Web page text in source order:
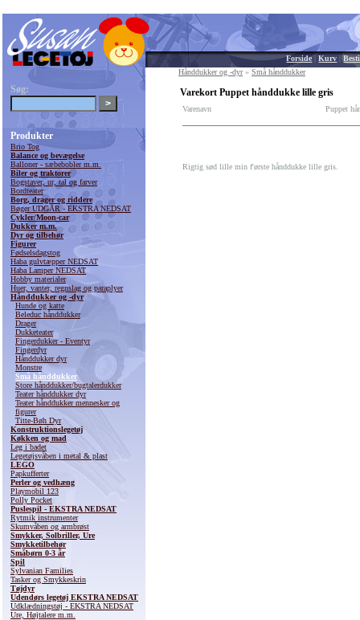
Forside|Kurv |
Søg:
Produkter
Brio Tog
Balance og bevægelse
Balloner - sæbebobler m.m.
Biler og traktorer
Bogstaver, ur, tal og farver
Bordteater
Borg, drager og riddere
Bøger UDGÅR - EKSTRA NEDSAT
Cykler/Moon-car
Dukker m.m.
Dyr og tilbehør
Figurer
Fødselsdagstog
Haba gulvtæpper NEDSAT
Haba Lamper NEDSAT
Hobby materialer
Huer, vanter, regnslag og paraplyer
Hånddukker og -dyr
Hunde og katte
Beleduc hånddukker
Drager
Dukketeater
Fingerdukker - Eventyr
Fingerdyr
Hånddukker dyr
Monstre
Små hånddukker
Store hånddukker/bugtalerdukker
Teater hånddukker dyr
Teater hånddukker mennesker og
figurer
Titte-Bøh Dyr
Konstruktionslegetøj
Køkken og mad
Leg i badet
Legetøjsvåben i metal & plast
LEGO
Papkufferter
Perler og vedhæng
Playmobil 123
Polly Pocket
Puslespil - EKSTRA NEDSAT
Rytmik instrumenter
Skumvåben og armbrøst
Smykker, Solbriller, Ure
Smykketilbehør
Småbørn 0-3 år
Spil
Sylvanian Families
Tasker og Smykkeskrin
Tøjdyr
Udendørs legetøj EKSTRA NEDSAT
Udklædningstøj - EKSTRA NEDSAT
Ure, Højtalere m.m.
Hånddukker og -dyr» Små hånddukker
Varekort Puppet hånddukke lille gris
Varenavn Puppet
Rigtig sød lille min f'ørste hånddukke lille gris.